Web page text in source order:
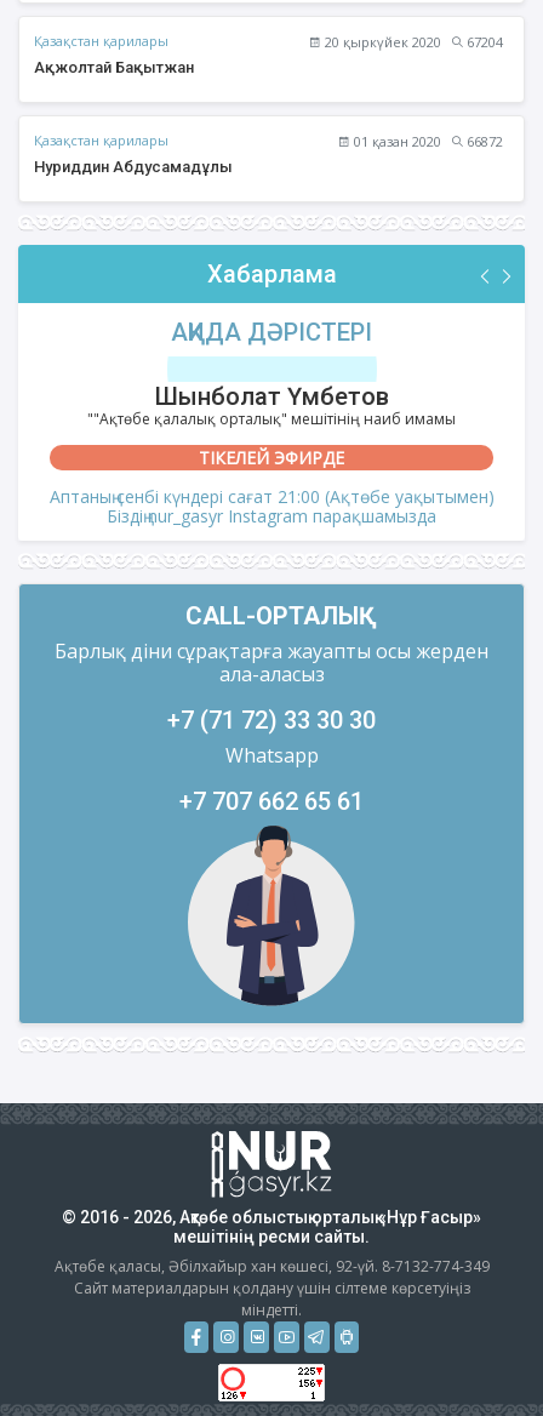
Қазақстан қарилары 20 қыркүйек 2020
67204
Ақжолтай Бақытжан
Қазақстан қарилары 01 қазан 2020
66872
Нуриддин Абдусамадұлы
Хабарлама
АҚИДА ДӘРІСТЕРІ
Шынболат Үмбетов
""Ақтөбе қалалық орталық" мешітінің наиб имамы
ТІКЕЛЕЙ ЭФИРДЕ
Аптаның сенбі күндері сағат 21:00 (Ақтөбе уақытымен)
Біздің nur_gasyr Instagram парақшамызда
CALL-ОРТАЛЫҚ
Барлық діни сұрақтарға жауапты осы жерден
ала-аласыз
+7 (71 72) 33 30 30
Whatsapp
+7 707 662 65 61
© 2016 - 2026, Ақтөбе облыстық орталық «Нұр Ғасыр»
мешітінің ресми сайты.
Ақтөбе қаласы, Әбілхайыр хан көшесі, 92-үй. 8-7132-774-349
Сайт материалдарын қолдану үшін сілтеме көрсетуіңіз
міндетті.